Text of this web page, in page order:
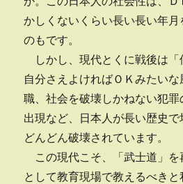
かしくないくらい長い長い年
のもです。
しかし、現代とくに戦後は「
自分さえよければＯＫみたい
職、社会を破壊しかねない犯
出現など、日本人が長い歴史
どんどん破壊されています。
この現代こそ、「武士道」を
として教育現場で教えるべきと